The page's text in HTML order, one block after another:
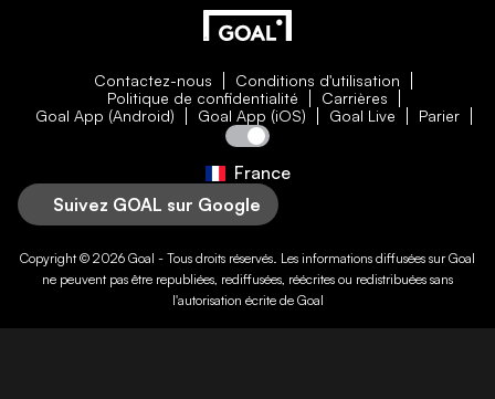
Contactez-nous
Conditions d'utilisation
Politique de confidentialité
Carrières
Goal App (Android)
Goal App (iOS) Goal Live Parier
France
Suivez GOAL sur Google
Copyright © 2026 Goal - Tous droits réservés. Les informations diffusées surGoal
ne peuvent pas être republiées, rediffusées, réécrites ou redistribuées sans
l'autorisation écrite de Goal